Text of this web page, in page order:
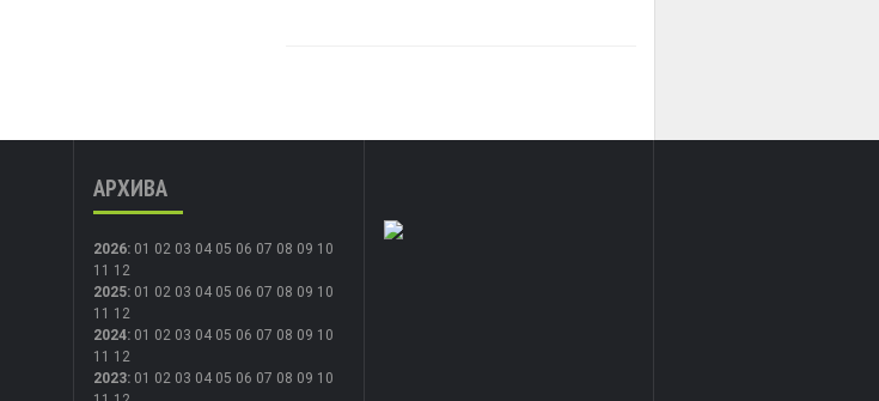
АРХИВА
2026: 01 02 03 04 05 06 07 08 09 10
11 12
2025: 01 02 03 04 05 06 07 08 09 10
11 12
2024: 01 02 03 04 05 06 07 08 09 10
11 12
2023: 01 02 03 04 05 06 07 08 09 10